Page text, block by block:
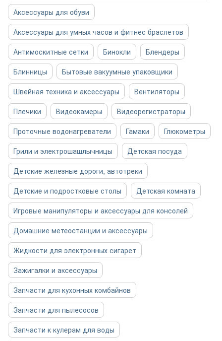
Аксессуары для обуви
Аксессуары для умных часов и фитнес браслетов
Антимоскитные сетки
Бинокли
Блендеры
Блинницы
Бытовые вакуумные упаковщики
Швейная техника и аксессуары
Вентиляторы
Плечики
Видеокамеры
Видеорегистраторы
Проточные водонагреватели
Гамаки
Глюкометры
Грили и электрошашлычницы
Детская посуда
Детские железные дороги, автотреки
Детские и подростковые столы
Детская комната
Игровые манипуляторы и аксессуары для консолей
Домашние метеостанции и аксессуары
Жидкости для электронных сигарет
Зажигалки и аксессуары
Запчасти для кухонных комбайнов
Запчасти для пылесосов
Запчасти к кулерам для воды